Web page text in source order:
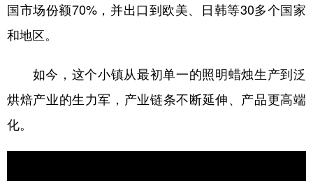
国市场份额70%，并出口到欧美、日韩等30多个国家
和地区。
如今，这个小镇从最初单一的照明蜡烛生产到泛
烘焙产业的生力军，产业链条不断延伸、产品更高端
化。